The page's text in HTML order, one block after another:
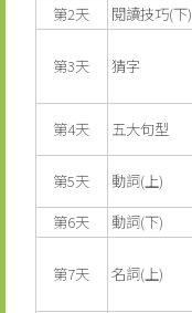
第2天
閱讀技巧(下)
第3天 猜字
第4天
五大句型
第5天
動詞(上)
第6天
動詞(下)
第7天 名詞(上)